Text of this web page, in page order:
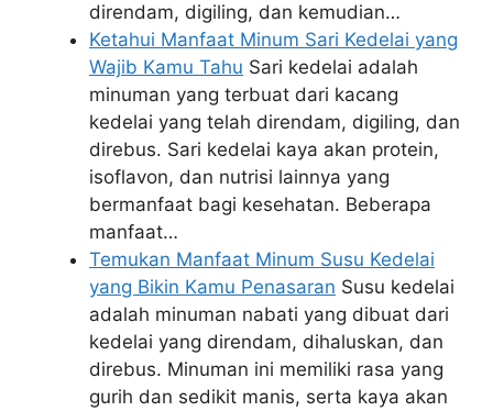
direndam, digiling, dan kemudian…
Ketahui Manfaat Minum Sari Kedelai yang
Wajib Kamu Tahu Sari kedelai adalah
minuman yang terbuat dari kacang
kedelai yang telah direndam, digiling, dan
direbus. Sari kedelai kaya akan protein,
isoflavon, dan nutrisi lainnya yang
bermanfaat bagi kesehatan. Beberapa
manfaat…
Temukan Manfaat Minum Susu Kedelai
yang Bikin Kamu Penasaran Susu kedelai
adalah minuman nabati yang dibuat dari
kedelai yang direndam, dihaluskan, dan
direbus. Minuman ini memiliki rasa yang
gurih dan sedikit manis, serta kaya akan